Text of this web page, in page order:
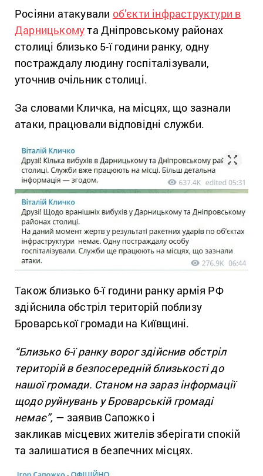
Росіяни атакували об’єкти інфраструктури в
Дарницькомута Дніпровському районах
столиці близько 5-ї години ранку, одну
постраждалу людину госпіталізували,
уточнив очільник столиці.
За словами Кличка, на місцях, що зазнали
атаки, працювали відповідні служби.
Також близько 6-ї години ранку армія РФ
здійснила обстріл територій поблизу
Броварської громади на Київщині.
“Близько 6-ї ранку ворог здійснив обстріл
територій в безпосередній близькості до
нашої громади. Станом на зараз інформації
щодо руйнувань у Броварській громаді
немає”, — заявив Сапожко і
закликав місцевих жителів зберігати спокій
та залишатися в безпечних місцях.